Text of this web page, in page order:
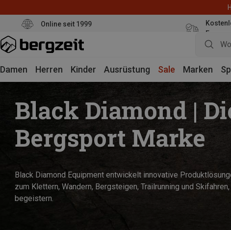
Online seit 1999
Euro
Damen Herren Kinder Ausrüstung Sale Marken
Black Diamond |
Bergsport Marke
Black Diamond Equipment entwickelt innovative
zum Klettern, Wandern, Bergsteigen, Trailrunning und
begeistern.